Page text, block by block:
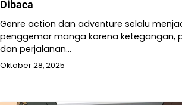
Dibaca
Genre action dan adventure selalu
penggemar manga karena ketegangan,
dan perjalanan…
Oktober 28, 2025